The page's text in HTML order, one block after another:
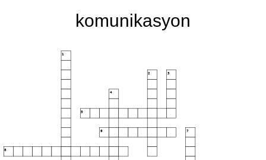
komunikasyon
1
2 3
4
5
6 7
8